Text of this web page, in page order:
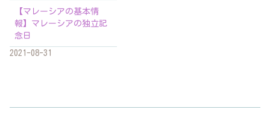
【マレーシアの基本情
報】マレーシアの独立記
念日
2021-08-31